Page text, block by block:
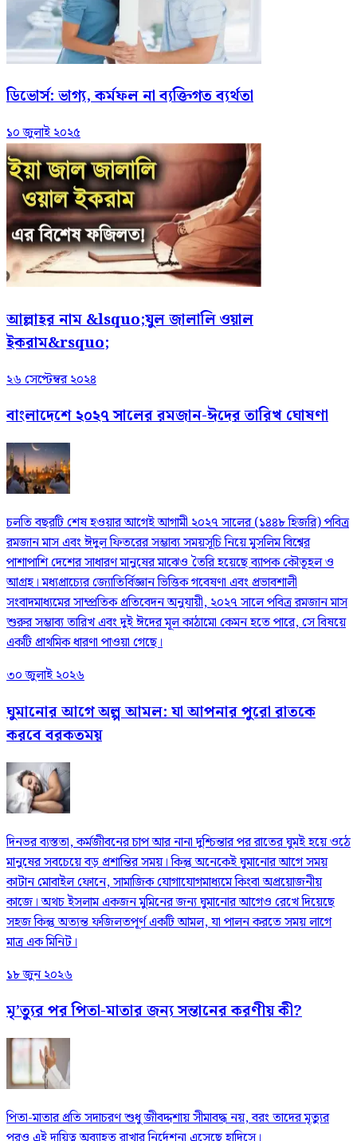
ডিভোর্স: ভাগ্য, কর্মফল না ব্যক্তিগত ব্যর্থতা
১০ জুলাই ২০২৫
আল্লাহর নাম &lsquo;যুল জালালি ওয়াল
ইকরাম&rsquo;
২৬ সেপ্টেম্বর ২০২৪
বাংলাদেশে ২০২৭ সালের রমজান-ঈদের তারিখ ঘোষণা
চলতি বছরটি শেষ হওয়ার আগেই আগামী ২০২৭ সালের (১৪৪৮ হিজরি) পবিত্র
রমজান মাস এবং ঈদুল ফিতরের সম্ভাব্য সময়সূচি নিয়ে মুসলিম বিশ্বের
পাশাপাশি দেশের সাধারণ মানুষের মাঝেও তৈরি হয়েছে ব্যাপক কৌতূহল ও
আগ্রহ। মধ্যপ্রাচ্যের জ্যোতির্বিজ্ঞান ভিত্তিক গবেষণা এবং প্রভাবশালী
সংবাদমাধ্যমের সাম্প্রতিক প্রতিবেদন অনুযায়ী, ২০২৭ সালে পবিত্র রমজান মাস
শুরুর সম্ভাব্য তারিখ এবং দুই ঈদের মূল কাঠামো কেমন হতে পারে, সে বিষয়ে
একটি প্রাথমিক ধারণা পাওয়া গেছে।
৩০ জুলাই ২০২৬
ঘুমানোর আগে অল্প আমল: যা আপনার পুরো রাতকে
করবে বরকতময়
দিনভর ব্যস্ততা, কর্মজীবনের চাপ আর নানা দুশ্চিন্তার পর রাতের ঘুমই হয়ে ওঠে
মানুষের সবচেয়ে বড় প্রশান্তির সময়। কিন্তু অনেকেই ঘুমানোর আগে সময়
কাটান মোবাইল ফোনে, সামাজিক যোগাযোগমাধ্যমে কিংবা অপ্রয়োজনীয়
কাজে। অথচ ইসলাম একজন মুমিনের জন্য ঘুমানোর আগেও রেখে দিয়েছে
সহজ কিন্তু অত্যন্ত ফজিলতপূর্ণ একটি আমল, যা পালন করতে সময় লাগে
মাত্র এক মিনিট।
১৮ জুন ২০২৬
মৃ’ত্যুর পর পিতা-মাতার জন্য সন্তানের করণীয় কী?
পিতা-মাতার প্রতি সদাচরণ শুধু জীবদ্দশায় সীমাবদ্ধ নয়, বরং তাদের মৃত্যুর